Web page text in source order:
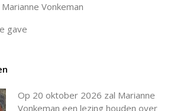
Marianne Vonkeman
gave
Op 20 oktober 2026 zal Marianne
Vonkeman een lezing houden over